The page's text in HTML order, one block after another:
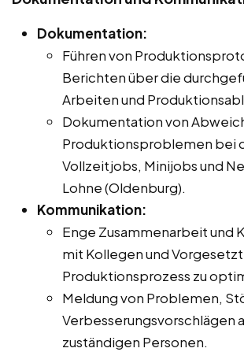
Dokumentation:
Führen von
Berichten über die
Arbeiten und
Dokumentation von
Produktionsproblemen bei
Vollzeitjobs, Minijobs und
Lohne (Oldenburg).
Kommunikation:
Enge Zusammenarbeit und
mit Kollegen und
Produktionsprozess zu
Meldung von Problemen,
Verbesserungsvorschlägen
zuständigen Personen.